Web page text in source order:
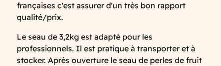
françaises c'est assurer d'un très bon rapport
qualité/prix.
Le seau de 3,2kg est adapté pour les
professionnels. Il est pratique à transporter et à
stocker. Après ouverture le seau de perles de fruit